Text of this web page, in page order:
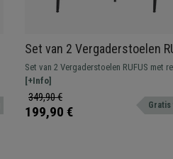
Set van 2 Vergaderstoelen
Elegant Retro Design, Zwarte
Poten, Bruin Fluweel
Set van 2 Vergaderstoelen RUFUS met
ideaal om een klassieke sfeer in uw
creëren.
[+Info]
349,90 €
199,90 € Gratis